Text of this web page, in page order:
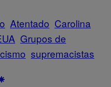
Atentado Carolina
Grupos de
supremacistas